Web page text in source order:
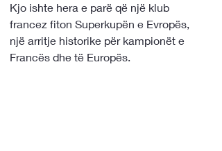
Kjo ishte hera e parë që një klub
francez fiton Superkupën e Evropës,
një arritje historike për kampionët e
Francës dhe të Europës.